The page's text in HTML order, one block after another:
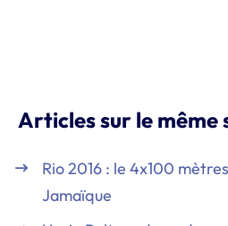
Articles sur le même
Rio 2016 : le 4x100
Jamaïque